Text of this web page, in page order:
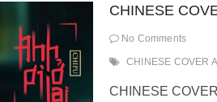
NẾU
CHINESE
No Comments
CHINESE COVER
CHINESE